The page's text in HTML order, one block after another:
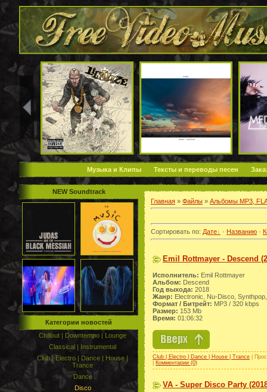
Музыка и Клипы Тексты и переводы песен
NEW Soundtrack
Категории новостей
Chillout | Downtempo | Lounge
Classical | Instrumental
Club | Electro | Dance | House |
Trance
Dance
Disco
Главная » Файлы » Альбомы MP3,
Сортировать по: Дате · Названию ·
Emil Rottmayer - Descend
Исполнитель: Emil Rottmayer
Альбом: Descend
Год выхода: 2018
Жанр: Electronic, Nu-Disco,
Формат / Битрейт: МР3 / 320 kbps
Размер: 153 Mb
Время: 01:06:32
Club | Electro | Dance | House | Trance |
Комментарии (0)
VA - Super Disco Party